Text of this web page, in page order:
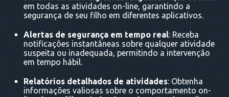
em todas as atividades on-line, garantindo a
segurança de seu filho em diferentes aplicativos.
Alertas de segurança em tempo real: Receba
notificações instantâneas sobre qualquer atividade
suspeita ou inadequada, permitindo a intervenção
em tempo hábil.
Relatórios detalhados de atividades: Obtenha
informações valiosas sobre o comportamento on-